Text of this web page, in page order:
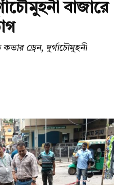
বাজারে
কভার ড্রেন, দুর্গাচৌমুহনী